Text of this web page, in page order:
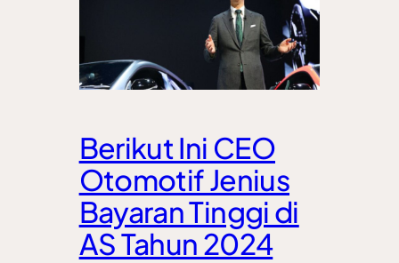
Berikut Ini CEO
Otomotif Jenius
Bayaran Tinggi di
AS Tahun 2024